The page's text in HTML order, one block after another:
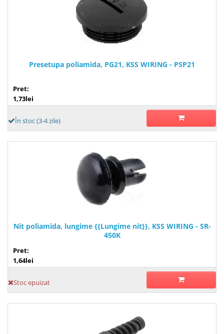
Presetupa poliamida, PG21, KSS WIRING - PSP21
Pret:
1,73lei
În stoc (3-4 zile)
Nit poliamida, lungime {{Lungime nit}}, KSS WIRING - SR-
450K
Pret:
1,64lei
Stoc epuizat